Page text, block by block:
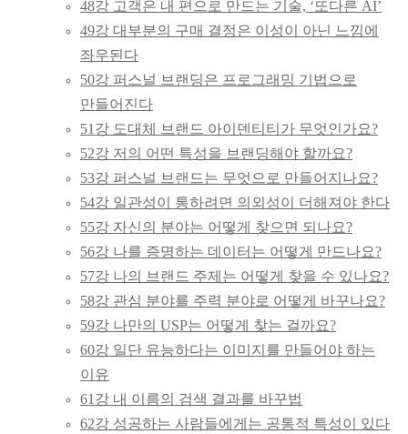
48강 고객은 내 편으로 만드는 기술, ‘또다른 AI’
49강 대부분의 구매 결정은 이성이 아닌 느낌에
좌우된다
50강 퍼스널 브랜딩은 프로그래밍 기법으로
만들어진다
51강 도대체 브랜드 아이덴티티가 무엇인가요?
52강 저의 어떤 특성을 브랜딩해야 할까요?
53강 퍼스널 브랜드는 무엇으로 만들어지나요?
54강 일관성이 통하려면 의외성이 더해져야 한다
55강 자신의 분야는 어떻게 찾으면 되나요?
56강 나를 증명하는 데이터는 어떻게 만드나요?
57강 나의 브랜드 주제는 어떻게 찾을 수 있나요?
58강 관심 분야를 주력 분야로 어떻게 바꾸나요?
59강 나만의 USP는 어떻게 찾는 걸까요?
60강 일단 유능하다는 이미지를 만들어야 하는
이유
61강 내 이름의 검색 결과를 바꾸법
62강 성공하는 사람들에게는 공통적 특성이 있다